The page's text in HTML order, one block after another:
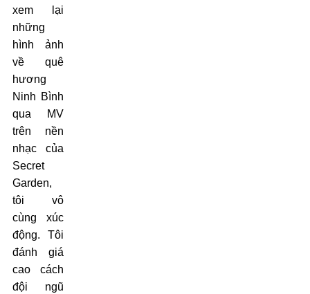
xem lại
những
hình ảnh
về quê
hương
Ninh Bình
qua MV
trên nền
nhạc của
Secret
Garden,
tôi vô
cùng xúc
động. Tôi
đánh giá
cao cách
đội ngũ